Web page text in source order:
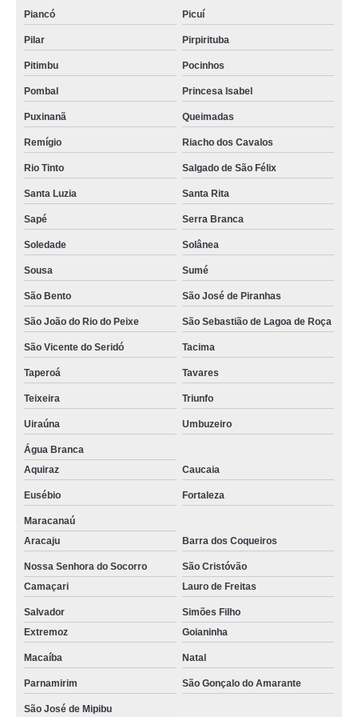
preço de salas de reuniões criativas Desterro
sala de reunião escritório Manaíra
sala reunião coworking alugar Itatuba
sala de reunião com pessoas aluguel Pilar
sala de reunião com pessoas alugar Areia
sala de reunião por hora Salvador
sala de reuniões pequena alugar Igarassu
preço de sala reunião coworking São Vicente do Seridó
sala reunião coworking Barra de Santa Rosa
sala reunião coworking aluguel Desterro
valor de salas de reuniões coworking Araruna
sala de reunião moderna alugar Paulista
salas de reuniões coworking alugar São Cristóvão
sala de reuniões pequena aluguel Conde
valor de sala de reunião escritório Itabaiana
sala de reunião decorada Desterro
salas de reuniões criativas alugar Puxinanã
salas de reuniões coworking Salgado de São Félix
sala de reuniões aluguel Pitimbu
salas de reuniões coworking Princesa Isabel
sala de reunião por hora alugar Umbuzeiro
sala de reunião decorada Cruz do Espírito Santo
sala reunião coworking aluguel Pedras de Fogo
preço de sala de reunião moderna Parnamirim
Piancó Picuí
Pilar Pirpirituba
Pitimbu Pocinhos
Pombal Princesa Isabel
Puxinanã Queimadas
Remígio Riacho dos Cavalos
Rio Tinto Salgado de São Félix
Santa Luzia Santa Rita
Sapé Serra Branca
Soledade Solânea
Sousa Sumé
São Bento São José de Piranhas
São João do Rio do Peixe São Sebastião de Lagoa de Roça
São Vicente do Seridó Tacima
Taperoá Tavares
Teixeira Triunfo
Uiraúna Umbuzeiro
Água Branca
Aquiraz
Caucaia
Eusébio Fortaleza
Maracanaú
Aracaju
Barra dos Coqueiros
Nossa Senhora do Socorro
São Cristóvão
Camaçari
Lauro de Freitas
Salvador
Simões Filho
Extremoz
Goianinha
Macaíba Natal
Parnamirim São Gonçalo do Amarante
São José de Mipibu